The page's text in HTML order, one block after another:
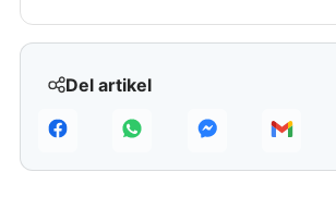
Del artikel